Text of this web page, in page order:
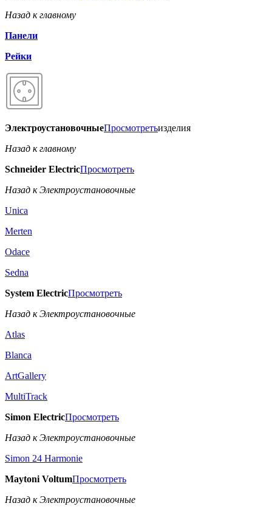
Назад к главному
Панели
Рейки
ЭлектроустановочныеПросмотретьизделия
Назад к главному
Schneider ElectricПросмотреть
Назад к Электроустановочные
Unica
Merten
Odace
Sedna
System ElectricПросмотреть
Назад к Электроустановочные
Atlas
Blanca
ArtGallery
MultiTrack
Simon ElectricПросмотреть
Назад к Электроустановочные
Simon 24 Harmonie
Maytoni VoltumПросмотреть
Назад к Электроустановочные